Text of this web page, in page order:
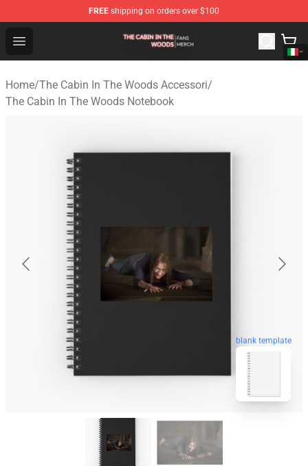
FREE shipping on orders over $100
Open menu
The Cabin In The Woods Shop - Official The Cabin In
Home/The Cabin In The Woods Accessori/
The Cabin In The Woods Notebook
blank template